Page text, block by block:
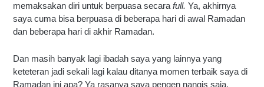
memaksakan diri untuk berpuasa secara full. Ya, akhirnya
saya cuma bisa berpuasa di beberapa hari di awal Ramadan
dan beberapa hari di akhir Ramadan.
Dan masih banyak lagi ibadah saya yang lainnya yang
keteteran jadi sekali lagi kalau ditanya momen terbaik saya di
Ramadan ini apa? Ya rasanya saya pengen nangis saja,